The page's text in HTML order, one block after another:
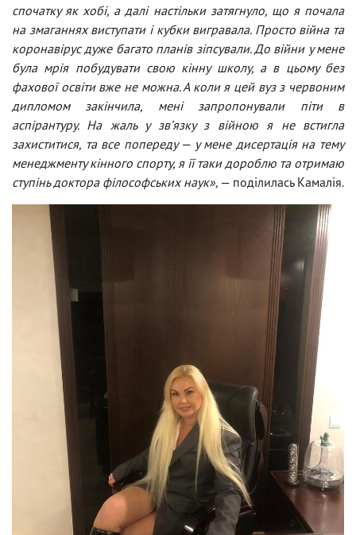
спочатку як хобі, а далі настільки затягнуло, що я почала
на змаганнях виступати і кубки вигравала. Просто війна та
коронавірус дуже багато планів зіпсували. До війни у мене
була мрія побудувати свою кінну школу, а в цьому без
фахової освіти вже не можна. А коли я цей вуз з червоним
дипломом закінчила, мені запропонували піти в
аспірантуру. На жаль у звʼязку з війною я не встигла
захиститися, та все попереду — у мене дисертація на тему
менеджменту кінного спорту, я її таки дороблю та отримаю
ступінь доктора філософських наук», — поділилась Камалія.